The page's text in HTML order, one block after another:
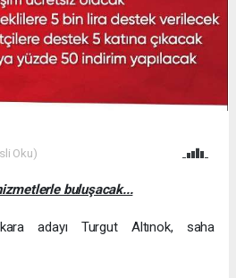
Oku)
buluşacak...
adayı Turgut Altınok, saha